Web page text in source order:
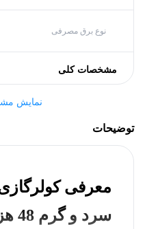
نوع برق مصرفی
مشخصات کلی
لوله مسی
نمایش
توضیحات
معرفی
سرد و گرم 48 هزار HACF-4840T3